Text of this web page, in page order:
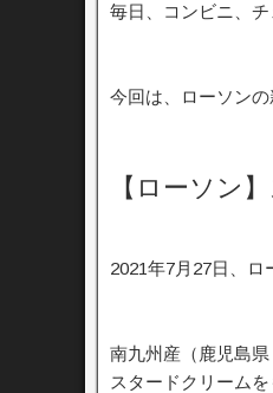
毎日、コンビニ、チ
今回は、ローソンの
【ローソン
2021年7月27日、
南九州産（鹿児島
スタードクリーム